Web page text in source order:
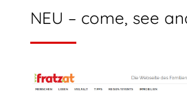
NEU – come, see